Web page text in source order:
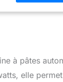
intuitif.
à pâtes
elle